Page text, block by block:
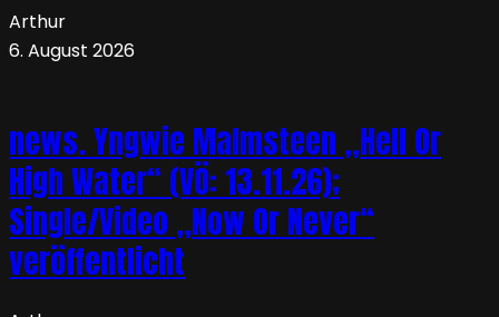
Arthur
6. August 2026
news. Yngwie Malmsteen „Hell Or
High Water“ (VÖ: 13.11.26);
Single/Video „Now Or Never“
veröffentlicht